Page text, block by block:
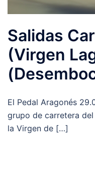
Salidas
(Virgen
El Pedal Aragonés
grupo de carretera
la Virgen de […]